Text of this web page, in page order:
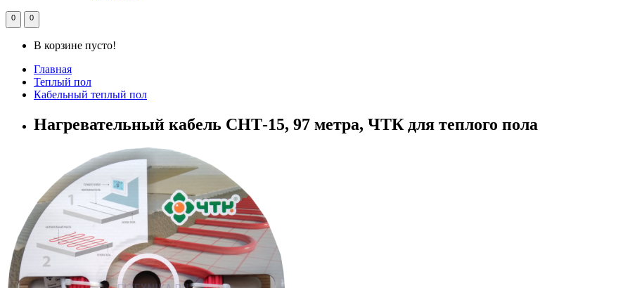
0 0
В корзине пусто!
Главная
Теплый пол
Кабельный теплый пол
Нагревательный кабель СНТ-15, 97 метра, ЧТК для теплого пола